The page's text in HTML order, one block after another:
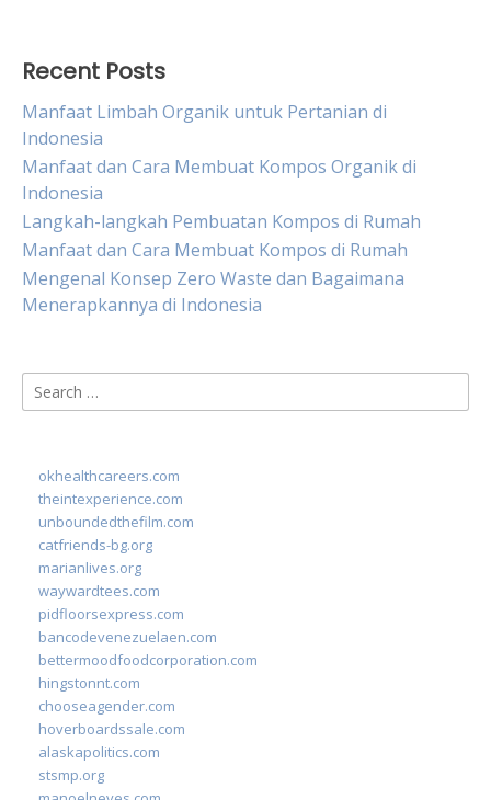
Recent Posts
Manfaat Limbah Organik untuk Pertanian di
Indonesia
Manfaat dan Cara Membuat Kompos Organik di
Indonesia
Langkah-langkah Pembuatan Kompos di Rumah
Manfaat dan Cara Membuat Kompos di Rumah
Mengenal Konsep Zero Waste dan Bagaimana
Menerapkannya di Indonesia
Search
for:
okhealthcareers.com
theintexperience.com
unboundedthefilm.com
catfriends-bg.org
marianlives.org
waywardtees.com
pidfloorsexpress.com
bancodevenezuelaen.com
bettermoodfoodcorporation.com
hingstonnt.com
chooseagender.com
hoverboardssale.com
alaskapolitics.com
stsmp.org